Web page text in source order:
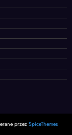
przez SpiceThemes